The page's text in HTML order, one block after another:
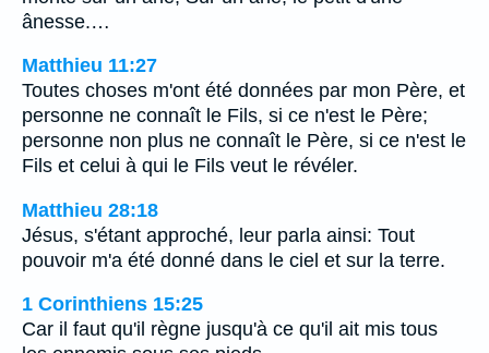
ânesse.…
Matthieu 11:27
Toutes choses m'ont été données par mon Père, et
personne ne connaît le Fils, si ce n'est le Père;
personne non plus ne connaît le Père, si ce n'est le
Fils et celui à qui le Fils veut le révéler.
Matthieu 28:18
Jésus, s'étant approché, leur parla ainsi: Tout
pouvoir m'a été donné dans le ciel et sur la terre.
1 Corinthiens 15:25
Car il faut qu'il règne jusqu'à ce qu'il ait mis tous